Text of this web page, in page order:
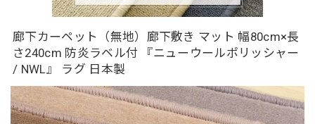
廊下カーペット（無地）廊下敷き マット 幅80cm×長
さ240cm 防炎ラベル付 『ニューウールポリッシャー
/ NWL』 ラグ 日本製